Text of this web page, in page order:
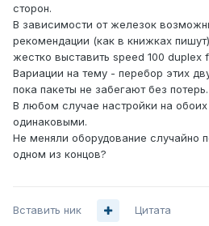
сторон.
В зависимости от железок
рекомендации (как в книжках
жестко выставить speed 100 duplex
Вариации на тему - перебор этих
пока пакеты не забегают без потерь.
В любом случае настройки на
одинаковыми.
Не меняли оборудование случайно
одном из концов?
Вставить ник Цитата